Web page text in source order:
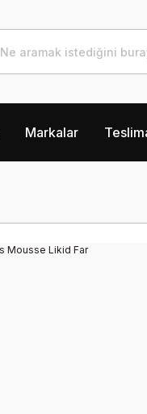
Markalar